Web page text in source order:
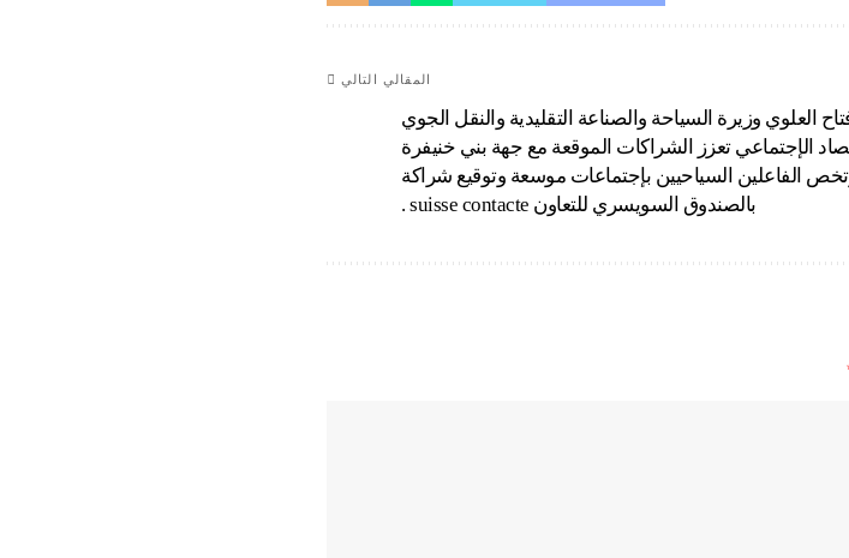
المقالي التالي
العلوي وزيرة السياحة والصناعة التقليدية والنقل الجوي
الإجتماعي تعزز الشراكات الموقعة مع جهة بني خنيفرة
الفاعلين السياحيين بإجتماعات موسعة وتوقيع شراكة
بالصندوق السويسري للتعاون suisse contacte .